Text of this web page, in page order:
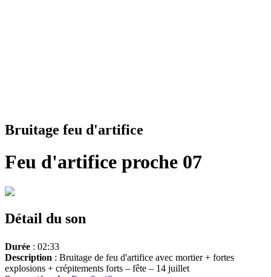
Bruitage feu d'artifice
Feu d'artifice proche 07
Détail du son
Durée : 02:33
Description : Bruitage de feu d'artifice avec mortier + fortes
explosions + crépitements forts – fête – 14 juillet